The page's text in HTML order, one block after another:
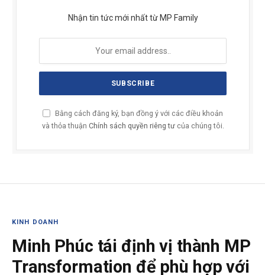
Nhận tin tức mới nhất từ MP Family
Bằng cách đăng ký, bạn đồng ý với các điều khoản
và thỏa thuận Chính sách quyền riêng tưcủa chúng tôi.
KINH DOANH
Minh Phúc tái định vị thành MP
Transformation để phù hợp với